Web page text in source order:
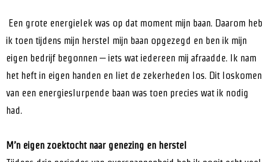
Een grote energielek was op dat moment mijn baan. Daarom heb
ik toen tijdens mijn herstel mijn baan opgezegd en ben ik mijn
eigen bedrijf begonnen – iets wat iedereen mij afraadde. Ik nam
het heft in eigen handen en liet de zekerheden los. Dit loskomen
van een energieslurpende baan was toen precies wat ik nodig
had.
M’n eigen zoektocht naar genezing en herstel